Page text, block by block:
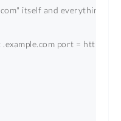
itself and everything
.example.com port = http